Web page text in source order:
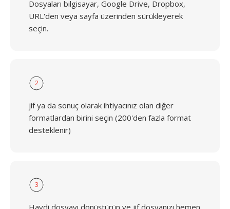
Dosyaları bilgisayar, Google Drive, Dropbox,
URL'den veya sayfa üzerinden sürükleyerek
seçin.
2
jif ya da sonuç olarak ihtiyacınız olan diğer
formatlardan birini seçin (200'den fazla format
desteklenir)
3
Haydi dosyayı dönüştürün ve jif dosyanızı hemen